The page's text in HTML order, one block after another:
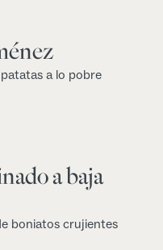
a lo pobre
a baja
boniatos crujientes